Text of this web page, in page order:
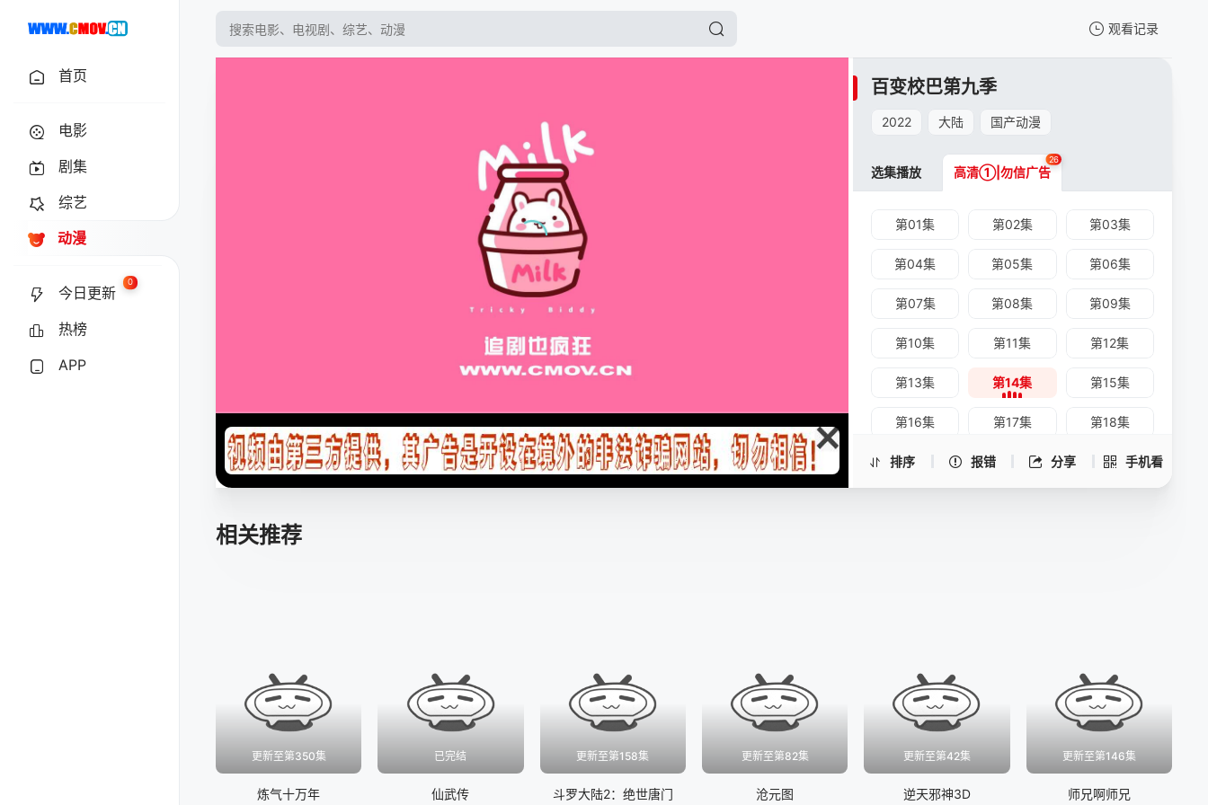
观看记录
我的观影记录
首页
电影
剧集
综艺
动漫
今日更新
0
热榜
APP
百变校巴第九季
2022 大陆 国产动漫
排序 报错 分享 手机看
手机扫一扫继续看
选集播放 高清①|勿信广告
26
第01集 第02集 第03集
第04集 第05集 第06集
第07集 第08集 第09集
第10集 第11集 第12集
第13集 第14集 第15集
第16集 第17集 第18集
第19集 第20集 第21集
相关推荐
更新至第350集
炼气十万年
已完结
仙武传
更新至第158集
斗罗大陆2：绝世唐门
更新至第82集
沧元图
更新至第42集
逆天邪神3D
更新至第146集
师兄啊师兄